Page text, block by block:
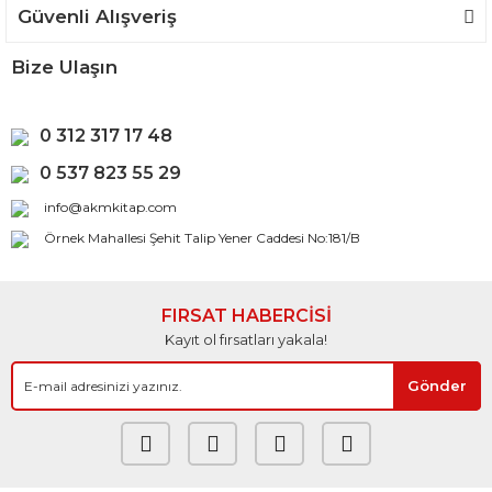
Güvenli Alışveriş
Bize Ulaşın
0 312 317 17 48
0 537 823 55 29
info@akmkitap.com
Örnek Mahallesi Şehit Talip Yener Caddesi No:181/B
FIRSAT HABERCİSİ
Kayıt ol fırsatları yakala!
Gönder